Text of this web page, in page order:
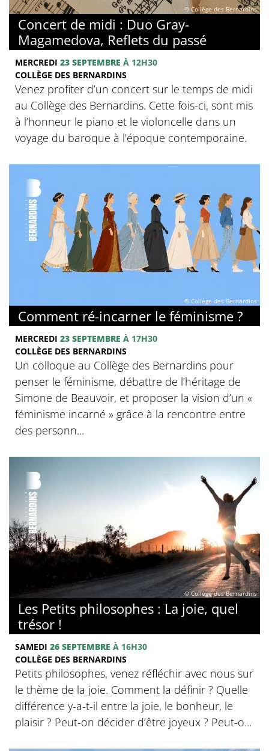
© Collège des Bernardins
Concert de midi : Duo Gray-
Magamedova, Reflets du passé
MERCREDI 23 SEPTEMBRE À 12H30
COLLÈGE DES BERNARDINS
Venez profiter d’un concert sur le temps de midi
au Collège des Bernardins. Cette fois-ci, sont mis
à l’honneur le piano et le violoncelle dans un
voyage du baroque à l’époque contemporaine.
© Collège des Bernardins
Comment ré-incarner le féminisme ?
MERCREDI 23 SEPTEMBRE À 17H30
COLLÈGE DES BERNARDINS
Un colloque au Collège des Bernardins pour
penser le féminisme, débattre de l’héritage de
Simone de Beauvoir, et proposer la vision d’un «
féminisme incarné » grâce à la rencontre entre
des personn...
© Collège des Bernardins
Les Petits philosophes : La joie, quel
trésor !
SAMEDI 26 SEPTEMBRE À 16H30
COLLÈGE DES BERNARDINS
Petits philosophes, venez réfléchir avec nous sur
le thème de la joie. Comment la définir ? Quelle
différence y-a-t-il entre la joie, le bonheur, le
plaisir ? Peut-on décider d’être joyeux ? Peut-o...